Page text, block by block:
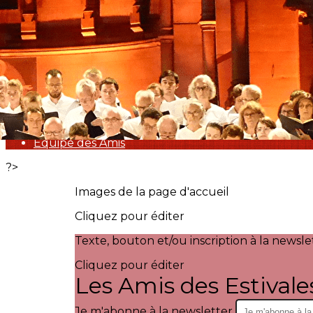
Exporter les lignes sélectionnées
Exporter toutes les colonnes
Exporter uniquement les colonnes affichées
Menu
<
>
Devenir Ami des Estivales
Equipe des Amis
?>
Images de la page d'accueil
Cliquez pour éditer
Texte, bouton et/ou inscription à la
Cliquez pour éditer
Les Amis des